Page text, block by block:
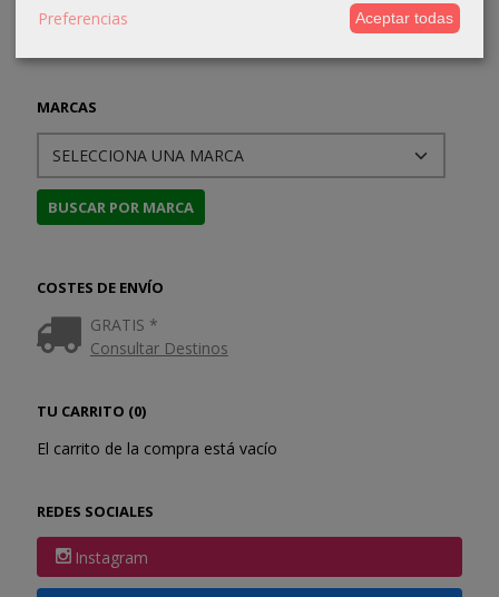
MARCAS
COSTES DE ENVÍO
GRATIS *
Consultar Destinos
TU CARRITO (0)
El carrito de la compra está vacío
REDES SOCIALES
Instagram
Preferencias Aceptar todas